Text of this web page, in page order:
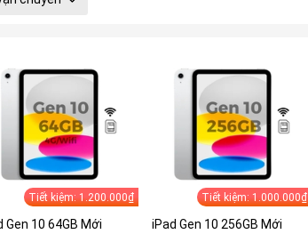
Tiết kiệm: 1.200.000₫
Gen 10 64GB Mới
Tiết kiệm: 1.000.000₫
iPad Gen 10 256GB Mới